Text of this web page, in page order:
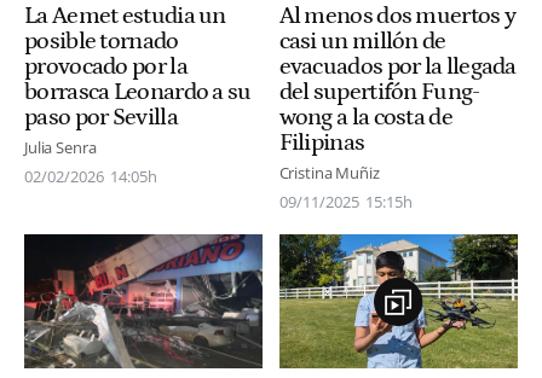
La Aemet estudia un
posible tornado
provocado por la
borrasca Leonardo a su
paso por Sevilla
Julia Senra
02/02/2026 14:05h
Al menos dos muertos y
casi un millón de
evacuados por la llegada
del supertifón Fung-
wong a la costa de
Filipinas
Cristina Muñiz
09/11/2025 15:15h